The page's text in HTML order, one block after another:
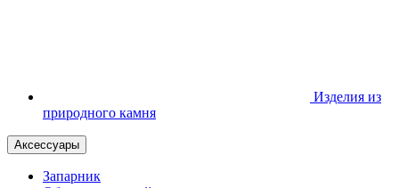
Изделия из
природного камня
Аксессуары
Запарник